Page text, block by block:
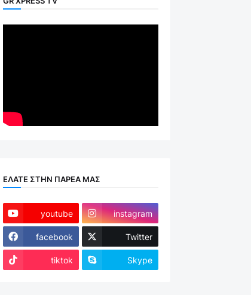
ΕΛΑΤΕ ΣΤΗΝ ΠΑΡΕΑ ΜΑΣ
youtube instagram
facebook Twitter
tiktok Skype